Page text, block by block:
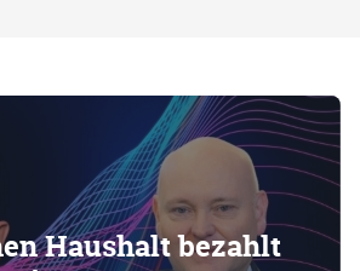
Haushalt bezahlt